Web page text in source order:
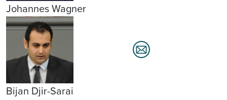
Johannes Wagner
Bijan Djir-Sarai